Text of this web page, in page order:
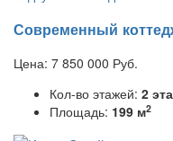
Современный
Цена: 7 850 000 Руб.
Кол-во этажей: 2
Площадь: 199 м2